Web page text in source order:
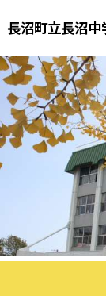
長沼町立長沼中